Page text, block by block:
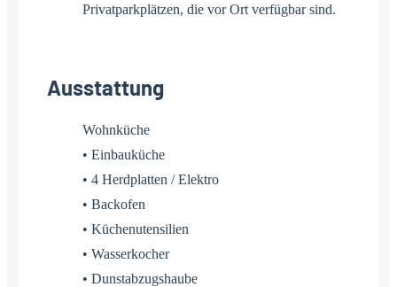
Privatparkplätzen, die vor Ort verfügbar sind.
Ausstattung
Wohnküche
• Einbauküche
• 4 Herdplatten / Elektro
• Backofen
• Küchenutensilien
• Wasserkocher
• Dunstabzugshaube